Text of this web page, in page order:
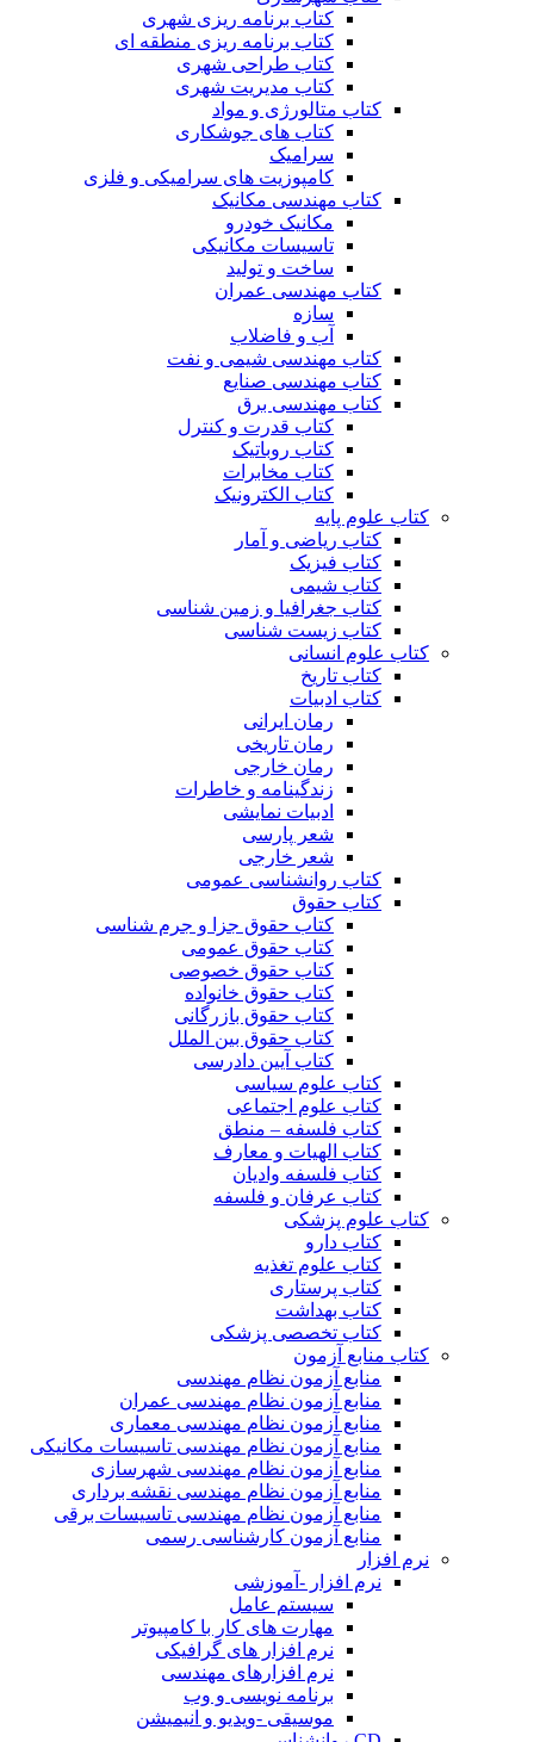
کتاب برنامه ریزی شهری
کتاب برنامه ریزی منطقه ای
کتاب طراحی شهری
کتاب مدیریت شهری
کتاب متالورژی و مواد
کتاب های جوشکاری
سرامیک
کامپوزیت های سرامیکی و فلزی
کتاب مهندسی مکانیک
مکانیک خودرو
تاسیسات مکانیکی
ساخت و تولید
کتاب مهندسی عمران
سازه
آب و فاضلاب
کتاب مهندسی شیمی و نفت
کتاب مهندسی صنایع
کتاب مهندسی برق
کتاب قدرت و کنترل
کتاب روباتیک
کتاب مخابرات
کتاب الکترونیک
کتاب علوم پایه
کتاب ریاضی و آمار
کتاب فیزیک
کتاب شیمی
کتاب جغرافیا و زمین شناسی
کتاب زیست شناسی
کتاب علوم انسانی
کتاب تاریخ
کتاب ادبیات
رمان ایرانی
رمان تاریخی
رمان خارجی
زندگینامه و خاطرات
ادبیات نمایشی
شعر پارسی
شعر خارجی
کتاب روانشناسی عمومی
کتاب حقوق
کتاب حقوق جزا و جرم شناسی
کتاب حقوق عمومی
کتاب حقوق خصوصی
کتاب حقوق خانواده
کتاب حقوق بازرگانی
کتاب حقوق بین الملل
کتاب آیین دادرسی
کتاب علوم سیاسی
کتاب علوم اجتماعی
کتاب فلسفه – منطق
کتاب الهیات و معارف
کتاب فلسفه وادیان
کتاب عرفان و فلسفه
کتاب علوم پزشکی
کتاب دارو
کتاب علوم تغذیه
کتاب پرستاری
کتاب بهداشت
کتاب تخصصی پزشکی
کتاب منابع آزمون
منابع آزمون نظام مهندسی
منابع آزمون نظام مهندسی عمران
منابع آزمون نظام مهندسی معماری
منابع آزمون نظام مهندسی تاسیسات مکانیکی
منابع آزمون نظام مهندسی شهرسازی
منابع آزمون نظام مهندسی نقشه برداری
منابع آزمون نظام مهندسی تاسیسات برقی
منابع آزمون کارشناسی رسمی
نرم افزار
نرم افزار -آموزشی
سیستم عامل
مهارت های کار با کامپیوتر
نرم افزار های گرافیکی
نرم افزارهای مهندسی
برنامه نویسی و وب
موسیقی -ویدیو و انیمیشن